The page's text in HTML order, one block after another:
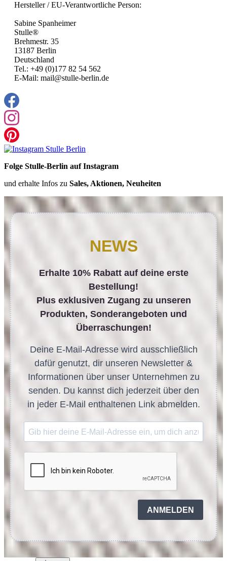
Hersteller / EU-Verantwortliche Person:
Sabine Spanheimer
Stulle®
Brehmestr. 35
13187 Berlin
Deutschland
Tel.: +49 (0)177 82 54 562
E-Mail: mail@stulle-berlin.de
Folge Stulle-Berlin auf Instagram
und erhalte Infos zu Sales, Aktionen, Neuheiten
NEWS
Erhalte 10% Rabatt auf deine erste
Bestellung!
Plus exklusiven Zugang zu unseren
Produkten, Sonderangeboten und
Überraschungen!
Deine E-Mail-Adresse wird ausschließlich
dafür genutzt, dir unseren Newsletter &
Informationen über unser Unternehmen zu
senden. Du kannst dich jederzeit über den
in jeder E-Mail enthaltenen Link abmelden.
ANMELDEN